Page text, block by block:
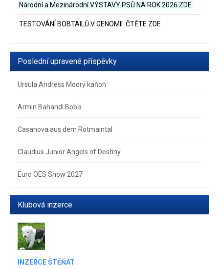
Národní a Mezinárodní VÝSTAVY PSŮ NA ROK 2026 ZDE
TESTOVÁNÍ BOBTAILŮ V GENOMII ČTĚTE ZDE
Poslední upravené příspěvky
Ursula Andress Modrý kaňon
Armin Bahandi Bob‘s
Casanova aus dem Rotmaintal
Claudius Junior Angels of Destiny
Euro OES Show 2027
Klubová inzerce
INZERCE ŠTĚŇAT